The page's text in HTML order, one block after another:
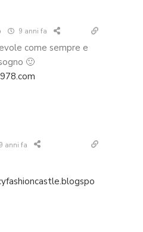
9 anni fa
come sempre e
🙂
9 anni fa